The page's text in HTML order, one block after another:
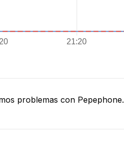
problemas con Pepephone.